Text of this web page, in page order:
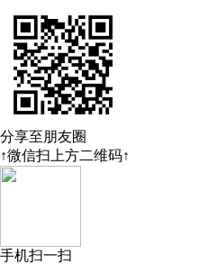
分享至朋友圈
↑微信扫上方二维码↑
手机扫一扫